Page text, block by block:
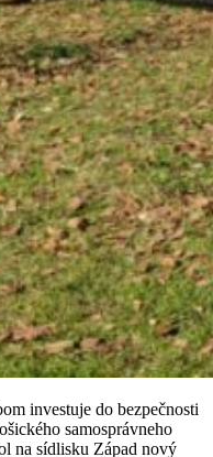
investuje do bezpečnosti
samosprávneho
na sídlisku Západ nový